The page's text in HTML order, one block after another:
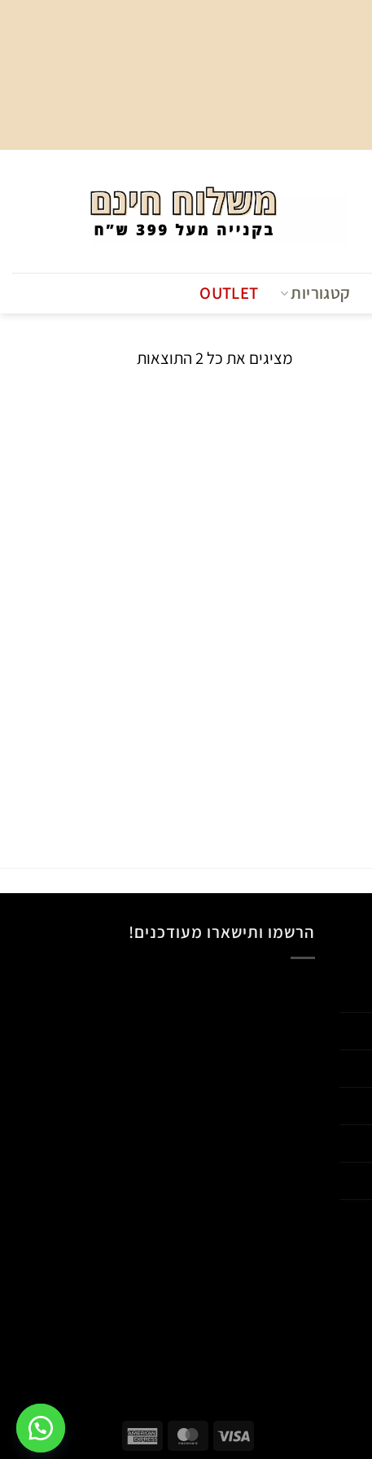
קטגוריות OUTLET
מציגים את כל ⁦2⁩ התוצאות
הרשמו ותישארו מעודכנים!